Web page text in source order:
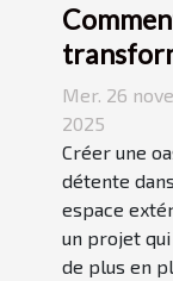
votre
extérieur
oasis de
détente ?
Mer. 26
2025
Créer une
détente
espace
un projet
de plus en